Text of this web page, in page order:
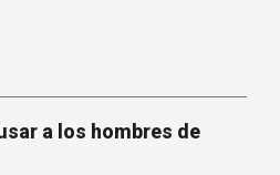
a los hombres de